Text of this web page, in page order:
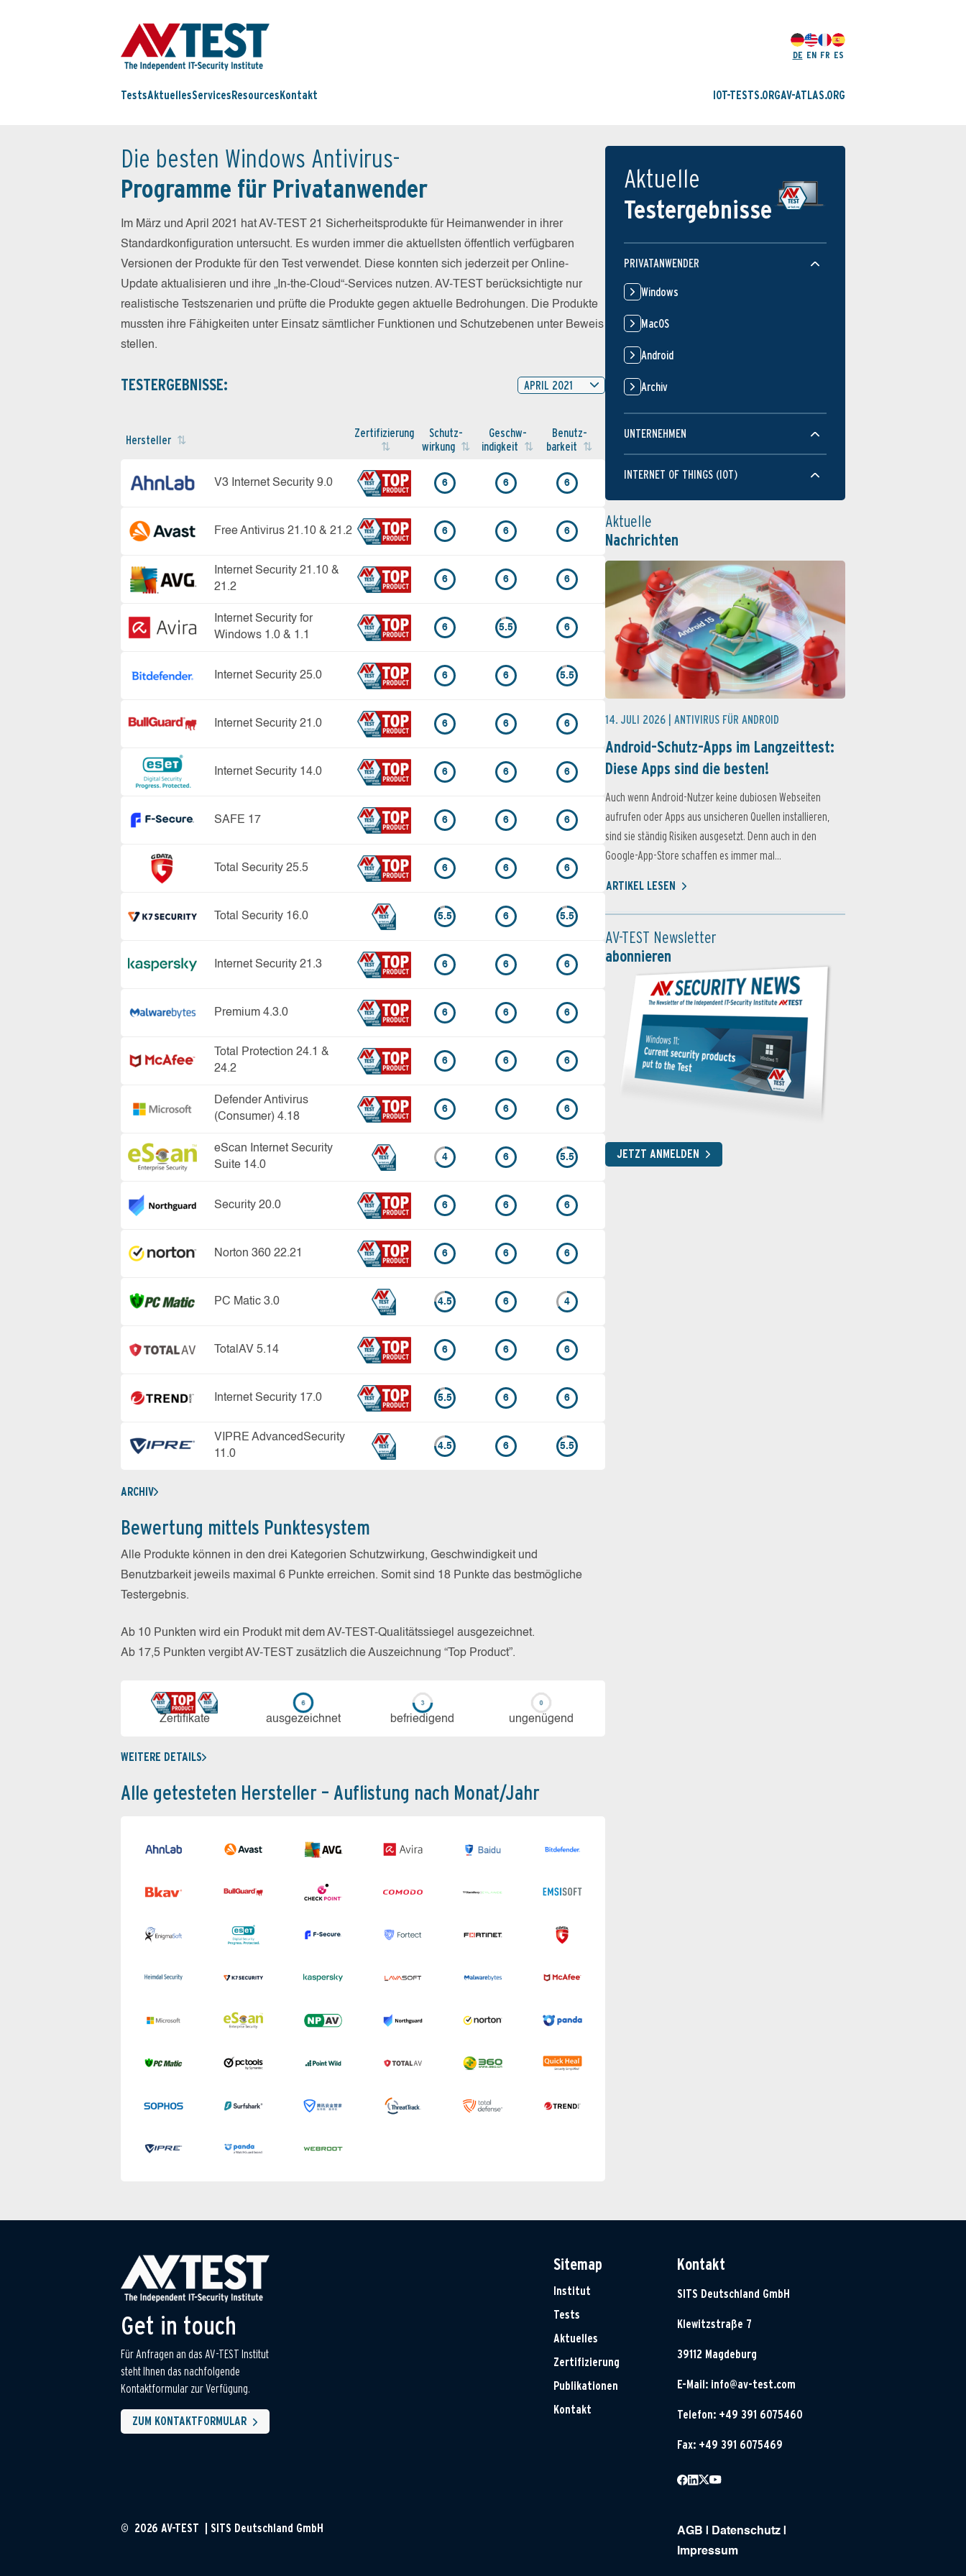
DE EN FR ES
TestsAktuellesServices Resources Kontakt IOT-TESTS.ORGAV-ATLAS.ORG
Die besten Windows Antivirus-
Programme für Privatanwender
Im März und April 2021 hat AV-TEST 21 Sicherheitsprodukte für Heimanwender in ihrer
Standardkonfiguration untersucht. Es wurden immer die aktuellsten öffentlich verfügbaren
Versionen der Produkte für den Test verwendet. Diese konnten sich jederzeit per Online-
Update aktualisieren und ihre „In-the-Cloud“-Services nutzen. AV-TEST berücksichtigte nur
realistische Testszenarien und prüfte die Produkte gegen aktuelle Bedrohungen. Die Produkte
mussten ihre Fähigkeiten unter Einsatz sämtlicher Funktionen und Schutzebenen unter Beweis
stellen.
TESTERGEBNISSE: APRIL 2021
Hersteller Zertifi­zierung
Schutz­
wirkung
Geschw­
indigkeit
Benutz­
barkeit
V3 Internet Security 9.0 6 6 6
Free Antivirus 21.10 & 21.2 6 6 6
Internet Security 21.10 &
21.2
6 6 6
Internet Security for
Windows 1.0 & 1.1
6 5.5 6
Internet Security 25.0 6 6 5.5
Internet Security 21.0 6 6 6
Internet Security 14.0 6 6 6
SAFE 17 6 6 6
Total Security 25.5 6 6 6
Total Security 16.0 5.5 6 5.5
Internet Security 21.3 6 6 6
Premium 4.3.0 6 6 6
Total Protection 24.1 &
24.2
6 6 6
Defender Antivirus
(Consumer) 4.18
6 6 6
eScan Internet Security
Suite 14.0
4 6 5.5
Security 20.0 6 6 6
Norton 360 22.21 6 6 6
PC Matic 3.0 4.5 6 4
TotalAV 5.14 6 6 6
Internet Security 17.0 5.5 6 6
VIPRE AdvancedSecurity
11.0
4.5 6 5.5
ARCHIV
Bewertung mittels Punktesystem
Alle Produkte können in den drei Kategorien Schutzwirkung, Geschwindigkeit und
Benutzbarkeit jeweils maximal 6 Punkte erreichen. Somit sind 18 Punkte das bestmögliche
Testergebnis.
Ab 10 Punkten wird ein Produkt mit dem AV-TEST-Qualitätssiegel ausgezeichnet.
Ab 17,5 Punkten vergibt AV-TEST zusätzlich die Auszeichnung “Top Product”.
Zerti­fikate aus­ge­zeich­net be­frie­di­gend un­ge­nü­gend
WEITERE DETAILS
Alle getesteten Hersteller – Auflistung nach Monat/Jahr
Aktuelle
Testergebnisse
PRIVATANWENDER
Windows
MacOS
Android
Archiv
UNTERNEHMEN
INTERNET OF THINGS (IOT)
Aktuelle
Nachrichten
14. JULI 2026 | ANTIVIRUS FÜR ANDROID
Android-Schutz-Apps im Langzeittest:
Diese Apps sind die besten!
Auch wenn Android-Nutzer keine dubiosen Webseiten
aufrufen oder Apps aus unsicheren Quellen installieren,
sind sie ständig Risiken ausgesetzt. Denn auch in den
Google-App-Store schaffen es immer mal...
ARTIKEL LESEN
AV-TEST Newsletter
abonnieren
JETZT ANMELDEN
Get in touch
Für Anfragen an das AV-TEST Institut
steht Ihnen das nachfolgende
Kontaktformular zur Verfügung.
ZUM KONTAKTFORMULAR
Sitemap
Institut
Tests
Aktuelles
Zertifizierung
Publikationen
Kontakt
Kontakt
SITS Deutschland GmbH
Klewitzstraße 7
39112 Magdeburg
E-Mail: info@av-test.com
Telefon: +49 391 6075460
Fax: +49 391 6075469
AGB | Datenschutz |
Impressum
© 2026 AV-TEST | SITS Deutschland GmbH